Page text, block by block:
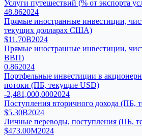
Услуги путешествий (% от экспорта
48.862024
Прямые иностранные инвестиции,
текущих долларах США)
$11.70B2024
Прямые иностранные инвестиции,
ВВП)
0.862024
Портфельные инвестиции в
потоки (ПБ, текущие USD)
-2,481,000,0002024
Поступления вторичного дохода (ПБ,
$5.30B2024
Личные переводы, поступления (ПБ,
$473.00M2024